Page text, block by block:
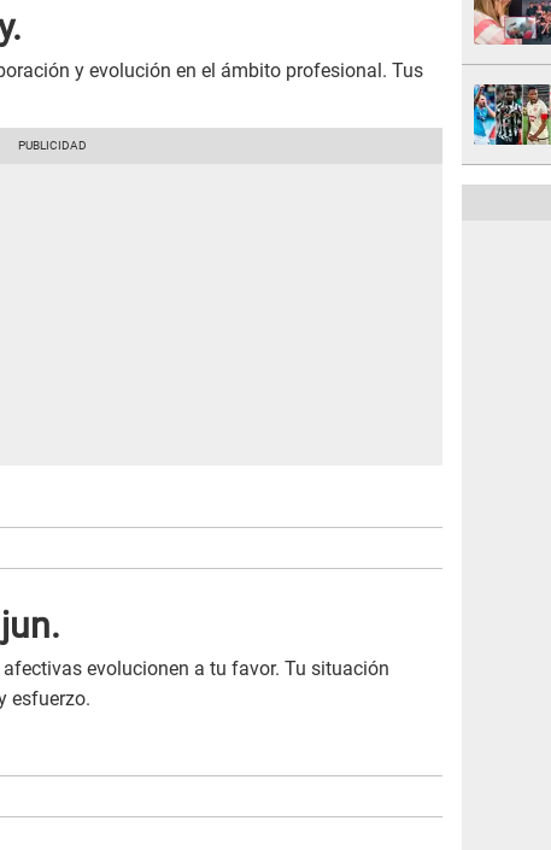
y evolución en el ámbito profesional. Tus
evolucionen a tu favor. Tu situación
esfuerzo.